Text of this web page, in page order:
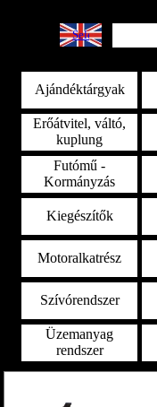
Select Language
Ajándéktárgyak
Erőátvitel, váltó,
kuplung
Futómű -
Kormányzás
Kiegészítők
Motoralkatrész
Szívórendszer
Üzemanyag
rendszer